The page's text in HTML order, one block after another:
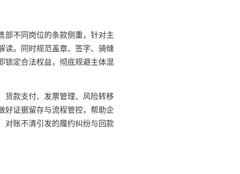
部不同岗位的条款侧重，针对主
读。同时规范盖章、签字、骑缝
锁定合法权益，彻底规避主体混
货款支付、发票管理、风险转移
好证据留存与流程管控，帮助企
对账不清引发的履约纠纷与回款